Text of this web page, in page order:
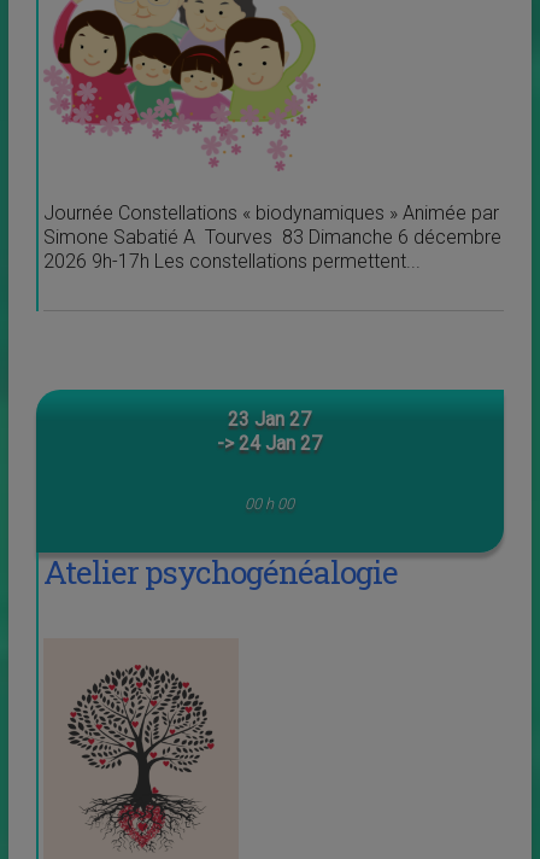
Journée Constellations « biodynamiques » Animée par
Simone Sabatié A Tourves 83 Dimanche 6 décembre
2026 9h-17h Les constellations permettent...
23 Jan 27
-> 24 Jan 27
00 h 00
Atelier psychogénéalogie